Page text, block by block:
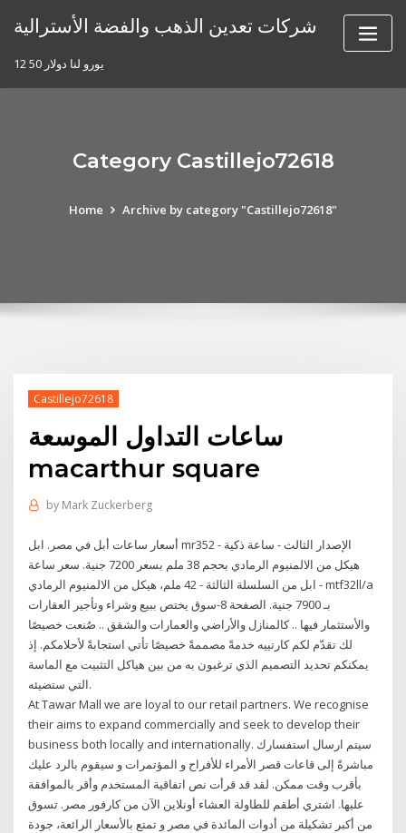
شركات تعدين الذهب والفضة الأسترالية
12 50 يورو لنا دولار
Category Castillejo72618
Home Archive by category "Castillejo72618"
Castillejo72618
ساعات التداول الموسعة
macarthur square
by Mark Zuckerberg
أسعار ساعات أبل في مصر. ابل mr352 الإصدار الثالث - ساعة ذكية -
هيكل من الالمنيوم الرمادي بحجم 38 ملم بسعر 7200 جنية. سعر ساعة
ابل من السلسلة الثالثة - 42 ملم، هيكل من الالمنيوم الرمادي - mtf32ll/a
بـ 7900 جنية. الصفحة 8-سوق يختص ببيع وشراء وتأجير العقارات
والأستثمار فيها .. كالمنازل والأراضي والعمارات والشقق .. صُنعت خصيصًا
لك تقدّم لكم كارتييه خدمةً مصممةً خصيصًا تأتي استجابةً لأحلامكم. إذ
يمكنكم تحديد التصميم الذي ترغبون به من بين هياكل التثبيت مع الماسة
التي ستضيئه.
At Tawar Mall we are loyal to our retail partners. We recognise
their aims to expand commercially and seek to develop their
business both locally and internationally. سيتم ارسال استفسارك
مباشرةً إلى قاعات قصر الأمراء للأفراح و المؤتمرات و سيقوم بالرد عليك
بأقرب وقت ممكن. لقد قد قرأت نص اتفاقية المستخدم وأقر بالموافقة
عليها. اشتري أطقم للطاولة العشاء أونلاين الآن من كارفور مصر. تسوق
من أكبر تشكيلة من أدوات المائدة في مصر و تمتع بالأسعار الرائعة، جودة